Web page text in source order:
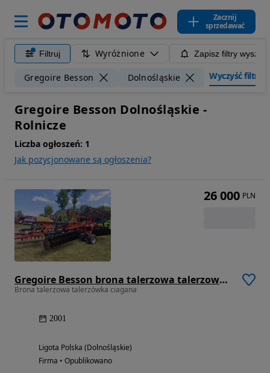
Zacznij
sprzedawać
Filtruj Wyróżnione Zapisz filtry
Gregoire Besson Dolnośląskie Wyczyść filtry
Gregoire Besson Dolnośląskie -
Rolnicze
Liczba ogłoszeń: 1
Jak pozycjonowane są ogłoszenia?
Gregoire Besson brona talerzowa talerzowka 5.5m
Brona talerzowa talerzówka ciagana
2001
Ligota Polska (Dolnośląskie)
Firma • Opublikowano
26 000 PLN